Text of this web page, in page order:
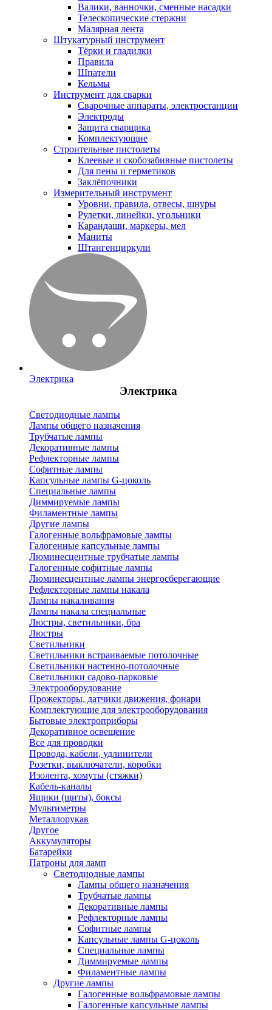
Валики, ванночки, сменные насадки
Телескопические стержни
Малярная лента
Штукатурный инструмент
Тёрки и гладилки
Правила
Шпатели
Кельмы
Инструмент для сварки
Сварочные аппараты, электростанции
Электроды
Защита сварщика
Комплектующие
Строительные пистолеты
Клеевые и скобозабивные пистолеты
Для пены и герметиков
Заклёпочники
Измерительный инструмент
Уровни, правила, отвесы, шнуры
Рулетки, линейки, угольники
Карандаши, маркеры, мел
Маниты
Штангенциркули
Электрика
Электрика
Светодиодные лампы
Лампы общего назначения
Трубчатые лампы
Декоративные лампы
Рефлекторные лампы
Софитные лампы
Капсульные лампы G-цоколь
Специальные лампы
Диммируемые лампы
Филаментные лампы
Другие лампы
Галогенные вольфрамовые лампы
Галогенные капсульные лампы
Люминесцентные трубчатые лампы
Галогенные софитные лампы
Люминесцентные лампы энергосберегающие
Рефлекторные лампы накала
Лампы накаливания
Лампы накала специальные
Люстры, светильники, бра
Люстры
Светильники
Светильники встраиваемые потолочные
Светильники настенно-потолочные
Светильники садово-парковые
Электрооборудование
Прожекторы, датчики движения, фонари
Комплектующие для электрооборудования
Бытовые электроприборы
Декоративное освещение
Все для проводки
Провода, кабели, удлинители
Розетки, выключатели, коробки
Изолента, хомуты (стяжки)
Кабель-каналы
Ящики (щиты), боксы
Мультиметры
Металлорукав
Другое
Аккумуляторы
Батарейки
Патроны для ламп
Светодиодные лампы
Лампы общего назначения
Трубчатые лампы
Декоративные лампы
Рефлекторные лампы
Софитные лампы
Капсульные лампы G-цоколь
Специальные лампы
Диммируемые лампы
Филаментные лампы
Другие лампы
Галогенные вольфрамовые лампы
Галогенные капсульные лампы